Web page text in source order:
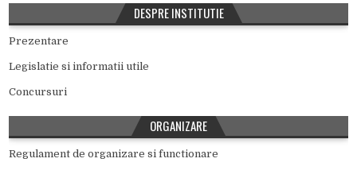
DESPRE INSTITUTIE
Prezentare
Legislatie si informatii utile
Concursuri
ORGANIZARE
Regulament de organizare si functionare